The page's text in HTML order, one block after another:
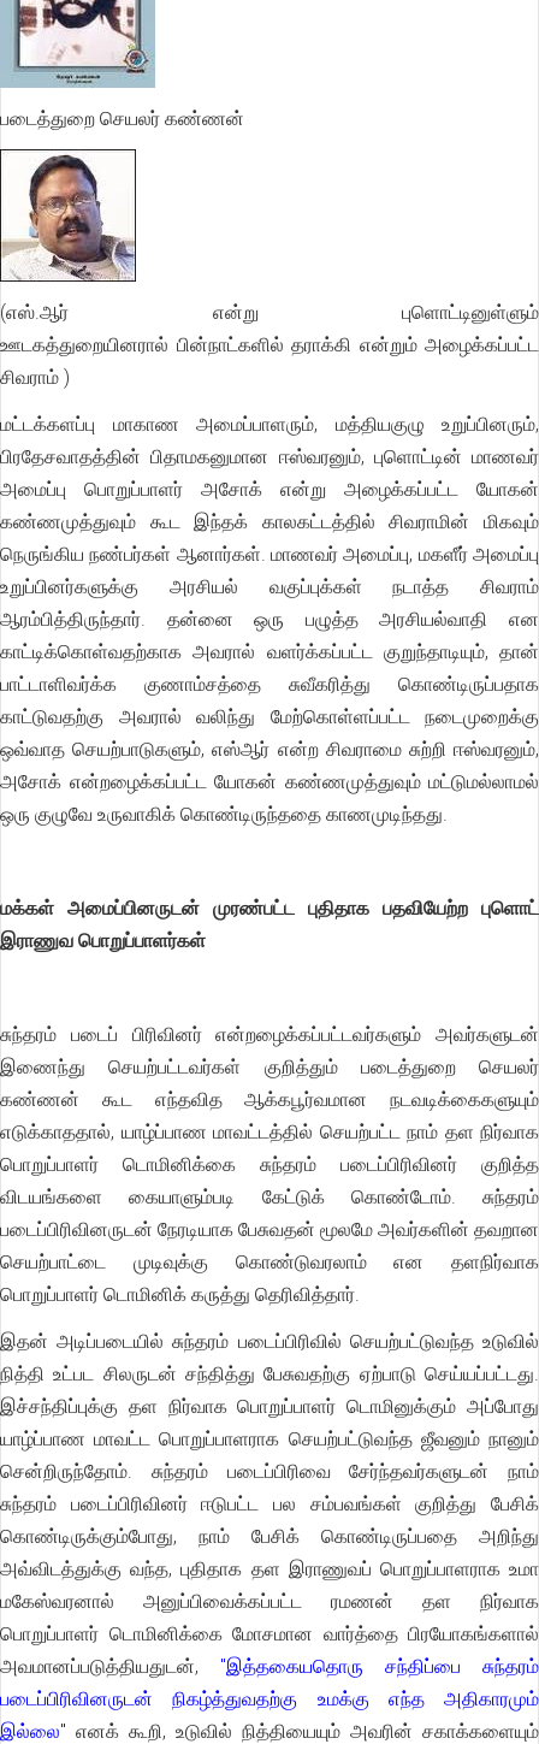
படைத்துறை செயலர் கண்ணன்
(எஸ்.ஆர் என்று புளொட்டினுள்ளும்
ஊடகத்துறையினரால் பின்நாட்களில் தராக்கி என்றும் அழைக்கப்பட்ட
சிவராம் )
மட்டக்களப்பு மாகாண அமைப்பாளரும், மத்தியகுழு உறுப்பினரும்,
பிரதேசவாதத்தின் பிதாமகனுமான ஈஸ்வரனும், புளொட்டின் மாணவர்
அமைப்பு பொறுப்பாளர் அசோக் என்று அழைக்கப்பட்ட யோகன்
கண்ணமுத்துவும் கூட இந்தக் காலகட்டத்தில் சிவராமின் மிகவும்
நெருங்கிய நண்பர்கள் ஆனார்கள். மாணவர் அமைப்பு, மகளீர் அமைப்பு
உறுப்பினர்களுக்கு அரசியல் வகுப்புக்கள் நடாத்த சிவராம்
ஆரம்பித்திருந்தார். தன்னை ஒரு பழுத்த அரசியல்வாதி என
காட்டிக்கொள்வதற்காக அவரால் வளர்க்கப்பட்ட குறுந்தாடியும், தான்
பாட்டாளிவர்க்க குணாம்சத்தை சுவீகரித்து கொண்டிருப்பதாக
காட்டுவதற்கு அவரால் வலிந்து மேற்கொள்ளப்பட்ட நடைமுறைக்கு
ஒவ்வாத செயற்பாடுகளும், எஸ்ஆர் என்ற சிவராமை சுற்றி ஈஸ்வரனும்,
அசோக் என்றழைக்கப்பட்ட யோகன் கண்ணமுத்துவும் மட்டுமல்லாமல்
ஒரு குழுவே உருவாகிக் கொண்டிருந்ததை காணமுடிந்தது.
மக்கள் அமைப்பினருடன் முரண்பட்ட புதிதாக பதவியேற்ற புளொட்
இராணுவ பொறுப்பாளர்கள்
சுந்தரம் படைப் பிரிவினர் என்றழைக்கப்பட்டவர்களும் அவர்களுடன்
இணைந்து செயற்பட்டவர்கள் குறித்தும் படைத்துறை செயலர்
கண்ணன் கூட எந்தவித ஆக்கபூர்வமான நடவடிக்கைகளுயும்
எடுக்காததால், யாழ்ப்பாண மாவட்டத்தில் செயற்பட்ட நாம் தள நிர்வாக
பொறுப்பாளர் டொமினிக்கை சுந்தரம் படைப்பிரிவினர் குறித்த
விடயங்களை கையாளும்படி கேட்டுக் கொண்டோம். சுந்தரம்
படைப்பிரிவினருடன் நேரடியாக பேசுவதன் மூலமே அவர்களின் தவறான
செயற்பாட்டை முடிவுக்கு கொண்டுவரலாம் என தளநிர்வாக
பொறுப்பாளர் டொமினிக் கருத்து தெரிவித்தார்.
இதன் அடிப்படையில் சுந்தரம் படைப்பிரிவில் செயற்பட்டுவந்த உடுவில்
நித்தி உட்பட சிலருடன் சந்தித்து பேசுவதற்கு ஏற்பாடு செய்யப்பட்டது.
இச்சந்திப்புக்கு தள நிர்வாக பொறுப்பாளர் டொமினுக்கும் அப்போது
யாழ்ப்பாண மாவட்ட பொறுப்பாளராக செயற்பட்டுவந்த ஜீவனும் நானும்
சென்றிருந்தோம். சுந்தரம் படைப்பிரிவை சேர்ந்தவர்களுடன் நாம்
சுந்தரம் படைப்பிரிவினர் ஈடுபட்ட பல சம்பவங்கள் குறித்து பேசிக்
கொண்டிருக்கும்போது, நாம் பேசிக் கொண்டிருப்பதை அறிந்து
அவ்விடத்துக்கு வந்த, புதிதாக தள இராணுவப் பொறுப்பாளராக உமா
மகேஸ்வரனால் அனுப்பிவைக்கப்பட்ட ரமணன் தள நிர்வாக
பொறுப்பாளர் டொமினிக்கை மோசமான வார்த்தை பிரயோகங்களால்
அவமானப்படுத்தியதுடன், "இத்தகையதொரு சந்திப்பை சுந்தரம்
படைப்பிரிவினருடன் நிகழ்த்துவதற்கு உமக்கு எந்த அதிகாரமும்
இல்லை" எனக் கூறி, உடுவில் நித்தியையும் அவரின் சகாக்களையும்